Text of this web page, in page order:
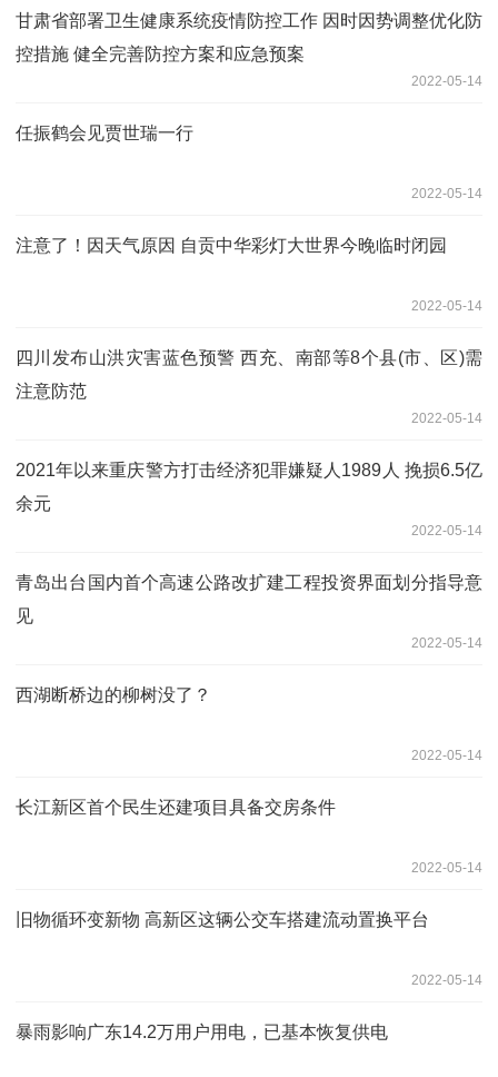
甘肃省部署卫生健康系统疫情防控工作 因时因势调整优化防
控措施 健全完善防控方案和应急预案
2022-05-14
任振鹤会见贾世瑞一行
2022-05-14
注意了！因天气原因 自贡中华彩灯大世界今晚临时闭园
2022-05-14
四川发布山洪灾害蓝色预警 西充、南部等8个县(市、区)需
注意防范
2022-05-14
2021年以来重庆警方打击经济犯罪嫌疑人1989人 挽损6.5亿
余元
2022-05-14
青岛出台国内首个高速公路改扩建工程投资界面划分指导意
见
2022-05-14
西湖断桥边的柳树没了？
2022-05-14
长江新区首个民生还建项目具备交房条件
2022-05-14
旧物循环变新物 高新区这辆公交车搭建流动置换平台
2022-05-14
暴雨影响广东14.2万用户用电，已基本恢复供电